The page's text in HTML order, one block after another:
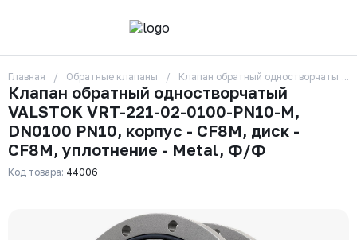
О компании
Контакты
Бренды
Отзывы
Сотрудники
Вакансии
Доставка
Главная Обратные клапаны Клапан обратный одностворчатый
Клапан обратный одностворчатый
VALSTOK VRT-221-02-0100-PN10-M,
DN0100 PN10, корпус - CF8M, диск -
CF8M, уплотнение - Metal, Ф/Ф
Код товара: 44006